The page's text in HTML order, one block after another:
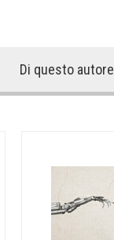
Di questo autore